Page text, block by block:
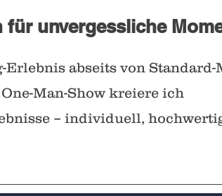
unvergessliche
abseits von Standard-
Man-Show kreiere ich
– individuell,